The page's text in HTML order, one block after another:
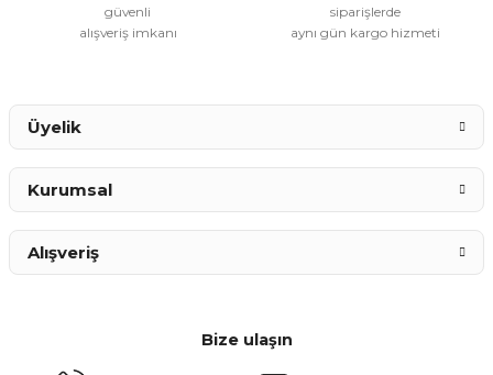
güvenli
alışveriş imkanı
siparişlerde
aynı gün kargo hizmeti
Bize ulaşın
Üyelik
Kurumsal
Alışveriş